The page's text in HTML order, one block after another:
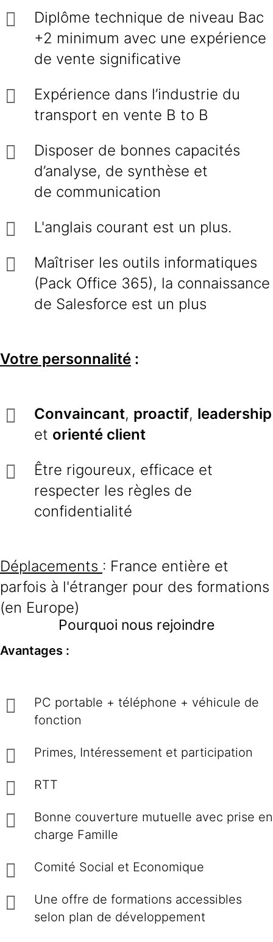
Diplôme technique de niveau Bac
+2 minimum avec une expérience
de vente significative
Expérience dans l’industrie du
transport en vente B to B
Disposer de bonnes capacités
d’analyse, de synthèse et
de communication
L'anglais courant est un plus.
Maîtriser les outils informatiques
(Pack Office 365), la connaissance
de Salesforce est un plus
Votre personnalité :
Convaincant, proactif, leadership
et orienté client
Être rigoureux, efficace et
respecter les règles de
confidentialité
Déplacements : France entière et
parfois à l'étranger pour des formations
(en Europe)
Pourquoi nous rejoindre
Avantages :
PC portable + téléphone + véhicule de
fonction
Primes, Intéressement et participation
RTT
Bonne couverture mutuelle avec prise en
charge Famille
Comité Social et Economique
Une offre de formations accessibles
selon plan de développement